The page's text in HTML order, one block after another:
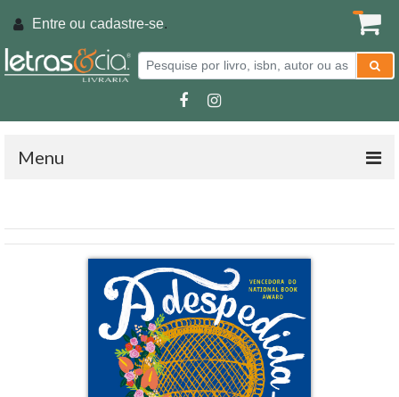
Entre ou cadastre-se.
Menu